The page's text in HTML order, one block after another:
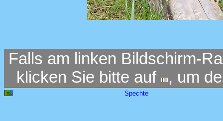
Falls am linken Bildschirm-
klicken Sie bitte auf
, um
Spechte